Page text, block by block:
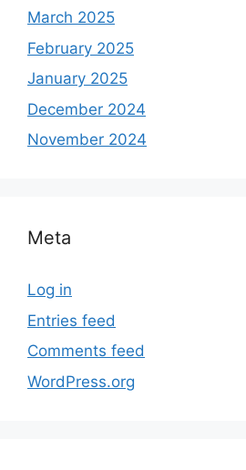
March 2025
February 2025
January 2025
December 2024
November 2024
Meta
Log in
Entries feed
Comments feed
WordPress.org